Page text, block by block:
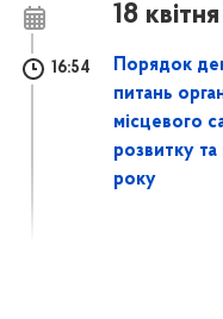
18
16:54
Порядок
питань
місцевого
розвитку
року